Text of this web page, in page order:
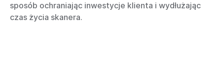
sposób ochraniając inwestycje klienta i wydłużając
czas życia skanera.